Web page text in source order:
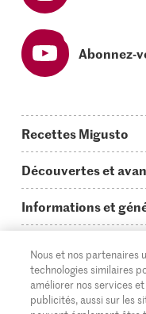
Abonnez-
Recettes Migusto
Idées de menus
Plats principaux
Simple & vite prêt
Apéritif
Découvertes et
On en parle...
Tutoriels
Glossaire des
Informations et
Questions
Cuisiner avec
Service clientèle &
Supermarché
Migros Online
DE FR IT
Nous et nos partenaires
technologies similaires
améliorer nos services
publicités, aussi sur les